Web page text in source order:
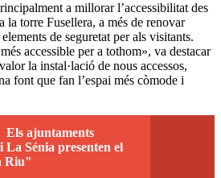
a millorar l’accessibilitat des
la torre Fusellera, a més de renovar
de seguretat per als visitants.
accessible per a tothom», va destacar
la instal·lació de nous accessos,
font que fan l’espai més còmode i
Els ajuntaments
Sénia presenten el
Riu"